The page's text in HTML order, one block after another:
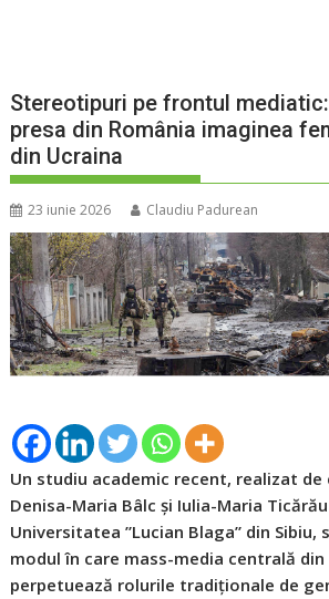
Stereotipuri pe frontul
presa din România imaginea
din Ucraina
23 iunie 2026 Claudiu Padurean
Un studiu academic recent, realizat
Denisa-Maria Bâlc și Iulia-Maria
Universitatea ”Lucian Blaga” din Sibiu,
modul în care mass-media centrală din
perpetuează rolurile tradiționale de